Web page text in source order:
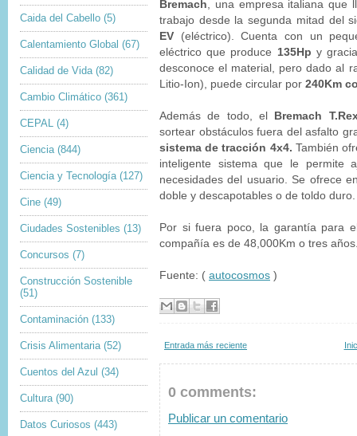
Caida del Cabello (5)
Calentamiento Global (67)
Calidad de Vida (82)
Cambio Climático (361)
CEPAL (4)
Ciencia (844)
Ciencia y Tecnología (127)
Cine (49)
Ciudades Sostenibles (13)
Concursos (7)
Construcción Sostenible
(51)
Contaminación (133)
Crisis Alimentaria (52)
Cuentos del Azul (34)
Cultura (90)
Datos Curiosos (443)
Bremach, una empresa italiana que
trabajo desde la segunda mitad del
EV (eléctrico). Cuenta con un
eléctrico que produce 135Hp y
desconoce el material, pero dado al
Litio-Ion), puede circular por 240Km
Además de todo, el
Bremach
sortear obstáculos fuera del asfalto
sistema de tracción 4x4. También
inteligente sistema que le permite
necesidades del usuario. Se ofrece
doble y descapotables o de toldo duro.
Por si fuera poco, la garantía para
compañía es de 48,000Km o tres
Fuente: ( autocosmos )
Entrada más reciente
0 comments:
Publicar un comentario